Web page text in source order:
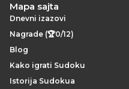
Mapa sajta
Dnevni izazovi
Nagrade (🏆0/12)
Blog
Kako igrati Sudoku
Istorija Sudokua